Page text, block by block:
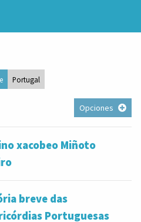
Portugal
Opciones
xacobeo Miñoto
breve das
Portuguesas